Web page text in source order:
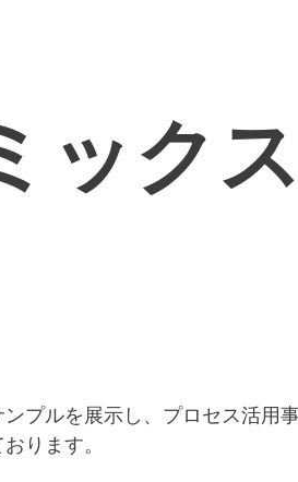
ック
プルを展示し、プロセス活用
ります。